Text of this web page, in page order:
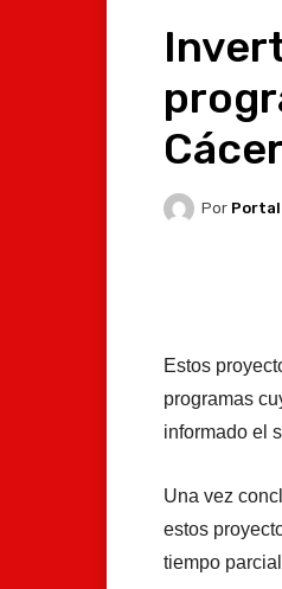
Por
Estos
programas
informado el
Una vez
estos
tiempo